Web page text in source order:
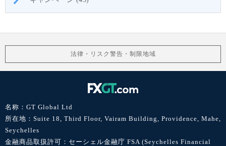
法律・リスク警告・制限地域
名称：GT Global Ltd
所在地：Suite 18, Third Floor, Vairam Building, Providence, Mahe,
Seychelles
金融商品取扱許可：セーシェル金融庁 FSA (Seychelles Financial